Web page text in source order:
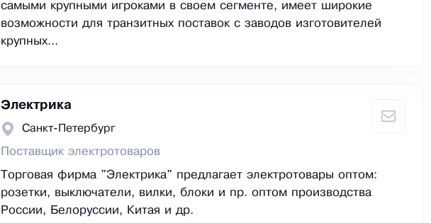
самыми крупными игроками в своем сегменте, имеет широкие
возможности для транзитных поставок с заводов изготовителей
крупных...
Электрика
Санкт-Петербург
Поставщик электротоваров
Торговая фирма "Электрика" предлагает электротовары оптом:
розетки, выключатели, вилки, блоки и пр. оптом производства
России, Белоруссии, Китая и др.